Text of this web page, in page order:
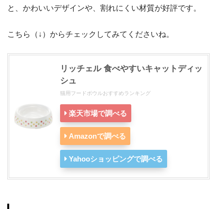
と、かわいいデザインや、割れにくい材質が好評です。
こちら（↓）からチェックしてみてくださいね。
リッチェル 食べやすいキャットディッ
シュ
猫用フードボウルおすすめランキング
楽天市場で調べる
Amazonで調べる
Yahooショッピングで調べる